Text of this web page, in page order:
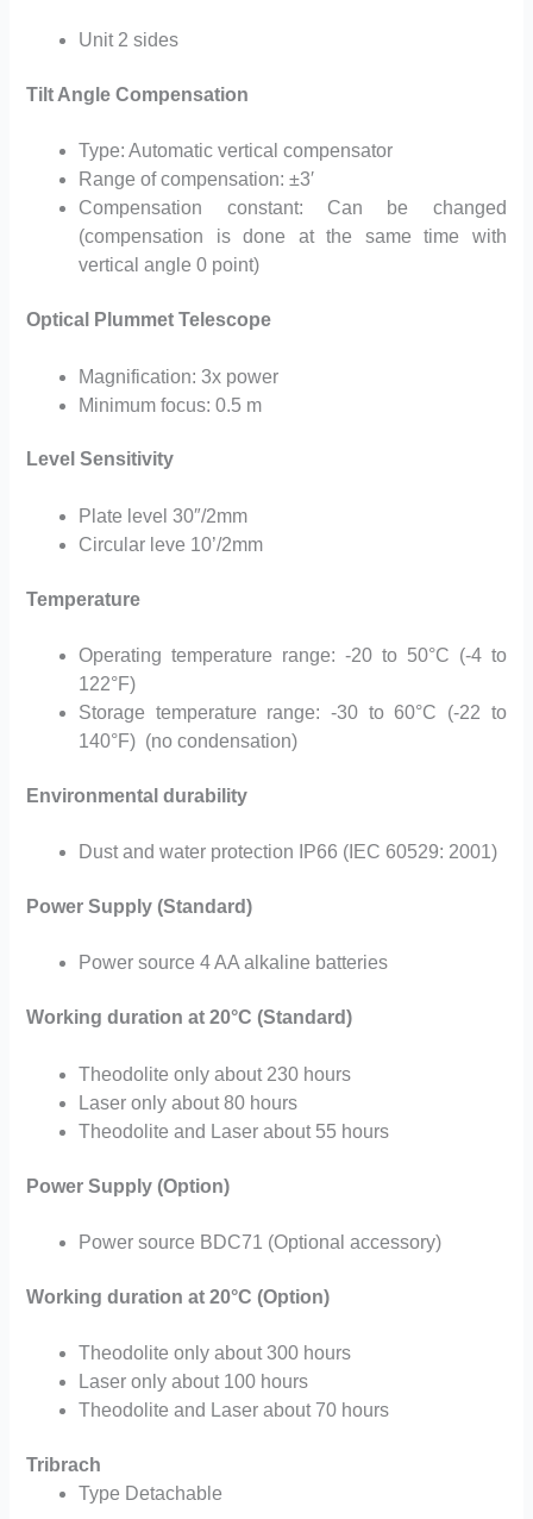
Unit 2 sides
Tilt Angle Compensation
Type: Automatic vertical compensator
Range of compensation: ±3′
Compensation constant: Can be changed
(compensation is done at the same time with
vertical angle 0 point)
Optical Plummet Telescope
Magnification: 3x power
Minimum focus: 0.5 m
Level Sensitivity
Plate level 30″/2mm
Circular leve 10’/2mm
Temperature
Operating temperature range: -20 to 50°C (-4 to
122°F)
Storage temperature range: -30 to 60°C (-22 to
140°F) (no condensation)
Environmental durability
Dust and water protection IP66 (IEC 60529: 2001)
Power Supply (Standard)
Power source 4 AA alkaline batteries
Working duration at 20°C (Standard)
Theodolite only about 230 hours
Laser only about 80 hours
Theodolite and Laser about 55 hours
Power Supply (Option)
Power source BDC71 (Optional accessory)
Working duration at 20°C (Option)
Theodolite only about 300 hours
Laser only about 100 hours
Theodolite and Laser about 70 hours
Tribrach
Type Detachable